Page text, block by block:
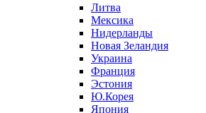
Литва
Мексика
Нидерланды
Новая Зеландия
Украина
Франция
Эстония
Ю.Корея
Япония